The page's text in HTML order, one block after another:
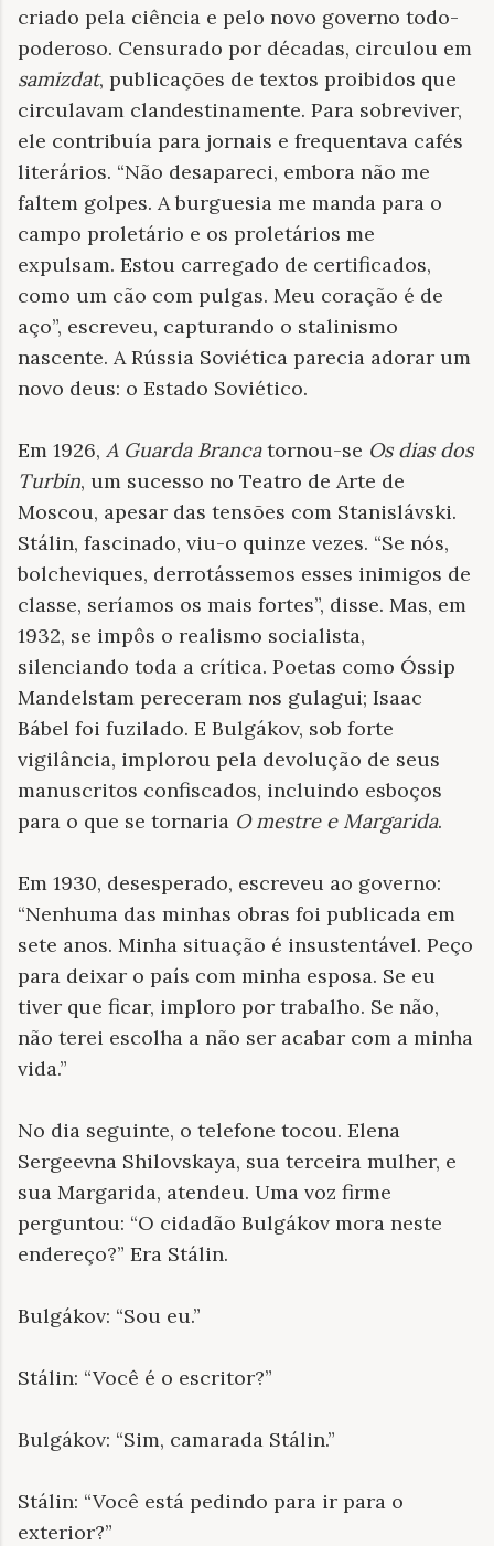
criado pela ciência e pelo novo governo todo-
poderoso. Censurado por décadas, circulou em
samizdat, publicações de textos proibidos que
circulavam clandestinamente. Para sobreviver,
ele contribuía para jornais e frequentava cafés
literários. “Não desapareci, embora não me
faltem golpes. A burguesia me manda para o
campo proletário e os proletários me
expulsam. Estou carregado de certificados,
como um cão com pulgas. Meu coração é de
aço”, escreveu, capturando o stalinismo
nascente. A Rússia Soviética parecia adorar um
novo deus: o Estado Soviético.
Em 1926, A Guarda Brancatornou-se Os dias dos
Turbin, um sucesso no Teatro de Arte de
Moscou, apesar das tensões com Stanislávski.
Stálin, fascinado, viu-o quinze vezes. “Se nós,
bolcheviques, derrotássemos esses inimigos de
classe, seríamos os mais fortes”, disse. Mas, em
1932, se impôs o realismo socialista,
silenciando toda a crítica. Poetas como Óssip
Mandelstam pereceram nos gulagui; Isaac
Bábel foi fuzilado. E Bulgákov, sob forte
vigilância, implorou pela devolução de seus
manuscritos confiscados, incluindo esboços
para o que se tornaria O mestre e Margarida.
Em 1930, desesperado, escreveu ao governo:
“Nenhuma das minhas obras foi publicada em
sete anos. Minha situação é insustentável. Peço
para deixar o país com minha esposa. Se eu
tiver que ficar, imploro por trabalho. Se não,
não terei escolha a não ser acabar com a minha
vida.”
No dia seguinte, o telefone tocou. Elena
Sergeevna Shilovskaya, sua terceira mulher, e
sua Margarida, atendeu. Uma voz firme
perguntou: “O cidadão Bulgákov mora neste
endereço?” Era Stálin.
Bulgákov: “Sou eu.”
Stálin: “Você é o escritor?”
Bulgákov: “Sim, camarada Stálin.”
Stálin: “Você está pedindo para ir para o
exterior?”